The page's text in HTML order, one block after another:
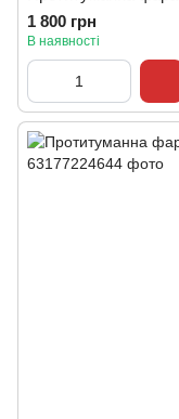
1 800 грн
В наявності